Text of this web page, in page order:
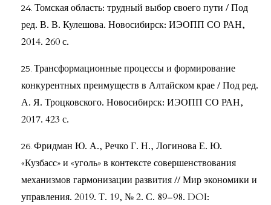
Томская область: трудный выбор своего пути / Под
ред. В. В. Кулешова. Новосибирск: ИЭОПП СО РАН,
2014. 260 с.
Трансформационные процессы и формирование
конкурентных преимуществ в Алтайском крае / Под ред.
А. Я. Троцковского. Новосибирск: ИЭОПП СО РАН,
2017. 423 с.
Фридман Ю. А., Речко Г. Н., Логинова Е. Ю.
«Кузбасс» и «уголь» в контексте совершенствования
механизмов гармонизации развития // Мир экономики и
управления. 2019. Т. 19, № 2. С. 89–98. DOI: